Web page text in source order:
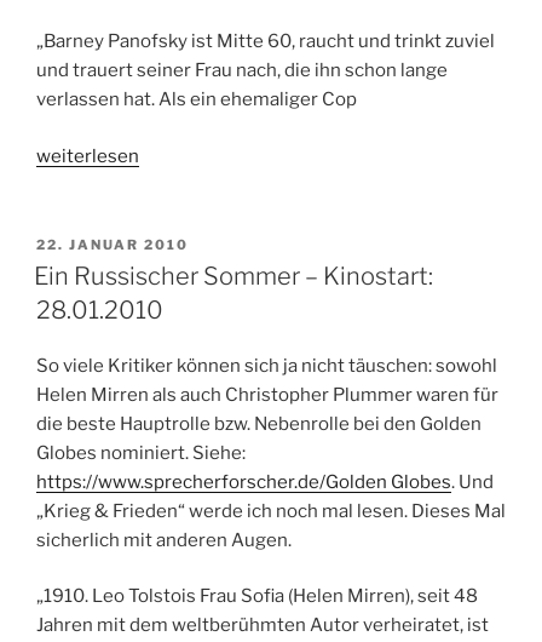
„Barney Panofsky ist Mitte 60, raucht und trinkt zuviel
und trauert seiner Frau nach, die ihn schon lange
verlassen hat. Als ein ehemaliger Cop
„Barney’s
Kinostart:
14.07.2011“
weiterlesen
VERÖFFENTLICHT
AM
22. JANUAR 2010
Ein Russischer Sommer – Kinostart:
28.01.2010
So viele Kritiker können sich ja nicht täuschen: sowohl
Helen Mirren als auch Christopher Plummer waren für
die beste Hauptrolle bzw. Nebenrolle bei den Golden
Globes nominiert. Siehe:
https://www.sprecherforscher.de/Golden Globes. Und
„Krieg & Frieden“ werde ich noch mal lesen. Dieses Mal
sicherlich mit anderen Augen.
„1910. Leo Tolstois Frau Sofia (Helen Mirren), seit 48
Jahren mit dem weltberühmten Autor verheiratet, ist